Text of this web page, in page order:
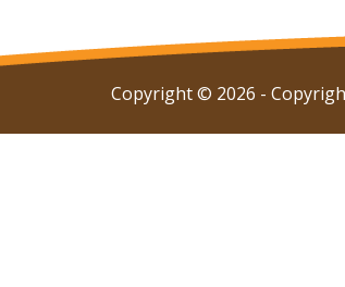
Copyright © 2026 -